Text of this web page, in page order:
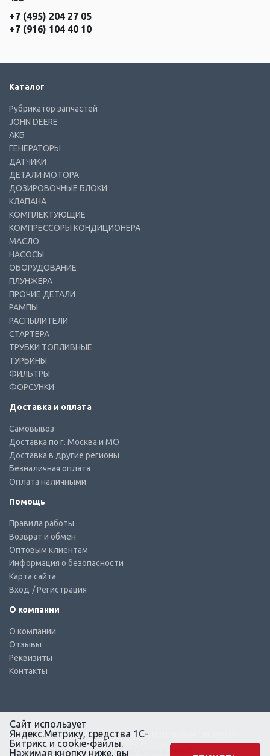
+7 (495) 204 27 05
+7 (916) 104 40 10
Каталог
Рубрикатор запчастей
JOHN DEERE
АКБ
ГЕНЕРАТОРЫ
ДАТЧИКИ
ДЕТАЛИ МОТОРА
ДОЗИРОВОЧНЫЕ БЛОКИ
КЛАПАНА
КОМПЛЕКТУЮЩИЕ
КОМПРЕССОРЫ КОНДИЦИОНЕРА
МАСЛО
НАСОСЫ
ОБОРУДОВАНИЕ
ПЛУНЖЕРА
ПРОЧИЕ ДЕТАЛИ
РАМПЫ
РАСПЫЛИТЕЛИ
СТАРТЕРА
ТРУБКИ ТОПЛИВНЫЕ
ТУРБИНЫ
ФИЛЬТРЫ
ФОРСУНКИ
Доставка и оплата
Самовывоз
Доставка по г. Москва и МО
Доставка в другие регионы
Безналичная оплата
Оплата наличными
Помощь
Правила работы
Возврат и обмен
Оптовым клиентам
Информация о безопасности
Карта сайта
Вход / Регистрация
О компании
О компании
Отзывы
Реквизиты
Контакты
© КТС-Дизель – Комплектующие к топливным системам
Все права защищены, 2003 – 2025
Согласие на обработку персональных данных
Сайт использует
Яндекс.Метрику, средства 1С-
Битрикс и cookie-файлы.
Нажимая кнопку ниже, вы